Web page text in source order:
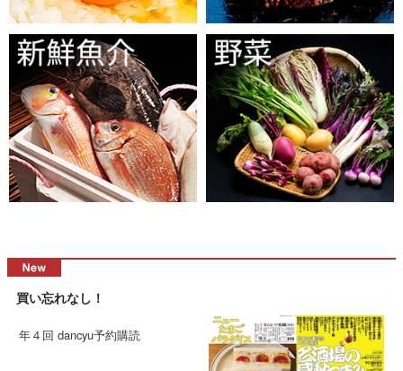
買い忘れなし！
年４回 dancyu予約購読